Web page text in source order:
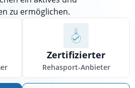
zu ermöglichen.
Zertifizierter
Rehasport-Anbieter